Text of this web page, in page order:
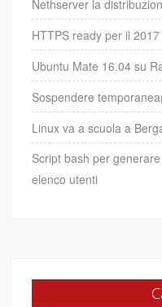
Nethserver la
HTTPS ready per il
Ubuntu Mate 16.04 su
Sospendere
Linux va a scuola a
Script bash per
elenco utenti